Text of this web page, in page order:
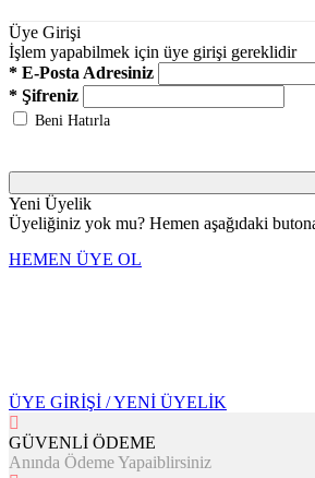
Üye Girişi
İşlem yapabilmek için üye girişi gereklidir
* E-Posta Adresiniz
* Şifreniz
Beni Hatırla
Yeni Üyelik
Üyeliğiniz yok mu? Hemen aşağıdaki
HEMEN ÜYE OL
ÜYE GİRİŞİ / YENİ ÜYELİK
GÜVENLİ ÖDEME
Anında Ödeme Yapaiblirsiniz